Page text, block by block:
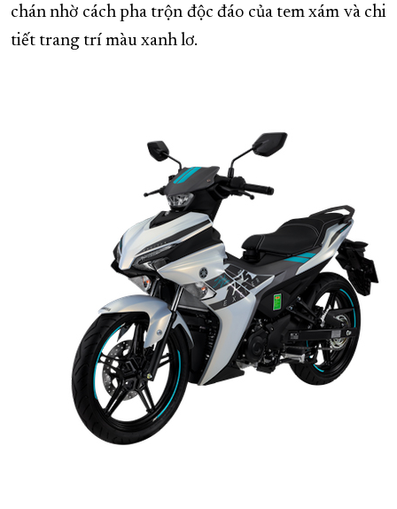
chán nhờ cách pha trộn độc đáo của tem xám và chi
tiết trang trí màu xanh lơ.